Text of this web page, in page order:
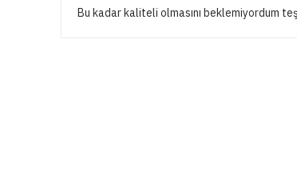
Bu kadar kaliteli olmasını beklemiyordum